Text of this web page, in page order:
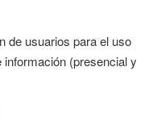
de usuarios para el uso
(presencial y